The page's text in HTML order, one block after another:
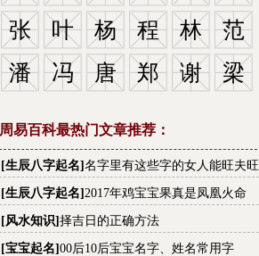
张
叶 杨 程 林
范
潘
冯 唐 郑 谢 梁
周易百科最热门文章推荐：
[生辰八字起名] 名字里有这些字的女人能旺夫旺
财,看有没有你的
[生辰八字起名] 2017年鸡宝宝果真是凤凰火命
[风水知识] 择吉日的正确方法
[宝宝起名] 00后10后宝宝名字、姓名常用字